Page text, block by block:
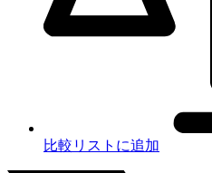
比較リストに追加